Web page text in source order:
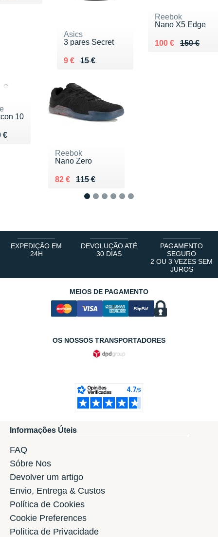
Asics
3 pares Secret
15 €
Au lieu de 15 €
9 €
Vendu 9 €
Reebok
Nano X5 Edge
150 €
Au lieu de 150 €
100 €
Vendu 100 €
10
€ 140 €
Reebok
Nano Zero
115 €
Au lieu de 115 €
82 €
Vendu 82 €
EXPEDIÇÃO EM
24H
DEVOLUÇÃO ATÉ
30 DIAS
PAGAMENTO
SEGURO
2 OU 3 VEZES SEM
JUROS
MEIOS DE PAGAMENTO
OS NOSSOS TRANSPORTADORES
Informações Úteis
FAQ
Sóbre Nos
Devolver um artigo
Envio, Entrega & Custos
Política de Cookies
Cookie Preferences
Política de Privacidade